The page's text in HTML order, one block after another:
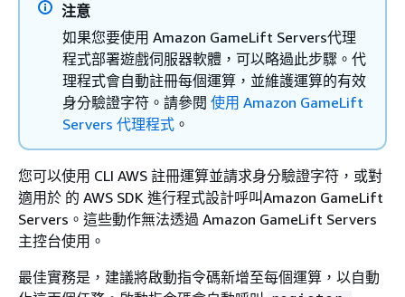
注意
如果您要使用 Amazon GameLift Servers代理
程式部署遊戲伺服器軟體，可以略過此步驟。代
理程式會自動註冊每個運算，並維護運算的有效
身分驗證字符。請參閱 使用 Amazon GameLift
Servers 代理程式 。
您可以使用 CLI AWS 註冊運算並請求身分驗證字符，或對
適用於 的 AWS SDK 進行程式設計呼叫Amazon GameLift
Servers。這些動作無法透過 Amazon GameLift Servers
主控台使用。
最佳實務是，建議將啟動指令碼新增至每個運算，以自動